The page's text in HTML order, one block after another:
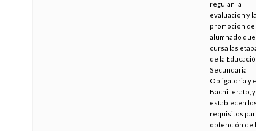
regulan la
evaluación y la
promoción del
alumnado que
cursa las etapas
de la Educación
Secundaria
Obligatoria y el
Bachillerato, y se
establecen los
requisitos para la
obtención de los